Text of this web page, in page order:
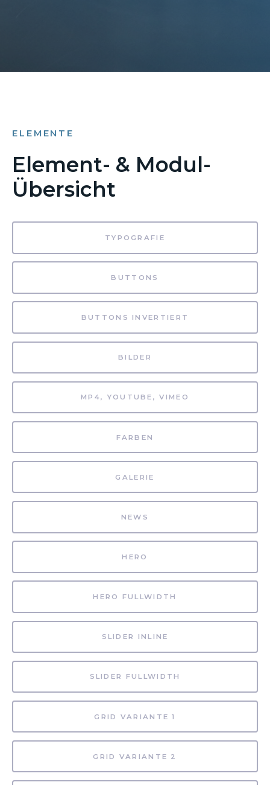
ELEMENTE
Element- & Modul-
Übersicht
TYPOGRAFIE
BUTTONS
BUTTONS INVERTIERT
BILDER
MP4, YOUTUBE, VIMEO
FARBEN
GALERIE
NEWS
HERO
HERO FULLWIDTH
SLIDER INLINE
SLIDER FULLWIDTH
GRID VARIANTE 1
GRID VARIANTE 2